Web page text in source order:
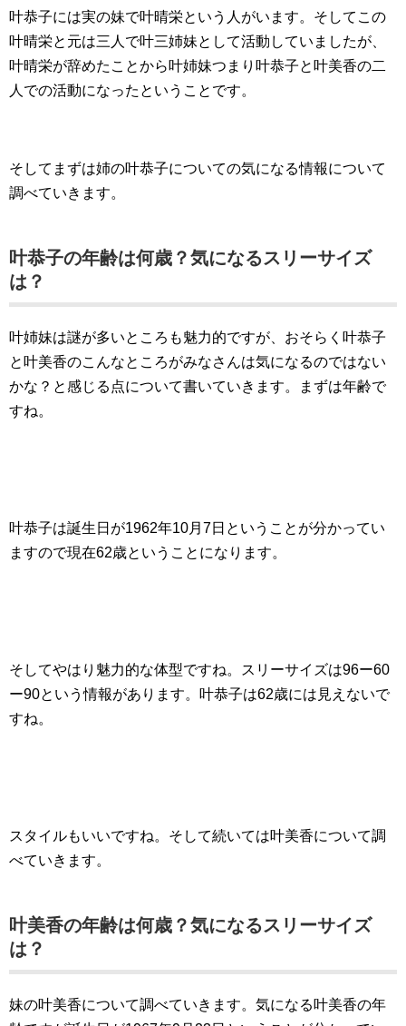
叶恭子には実の妹で叶晴栄という人がいます。そしてこの
叶晴栄と元は三人で叶三姉妹として活動していましたが、
叶晴栄が辞めたことから叶姉妹つまり叶恭子と叶美香の二
人での活動になったということです。
そしてまずは姉の叶恭子についての気になる情報について
調べていきます。
叶恭子の年齢は何歳？気になるスリーサイズ
は？
叶姉妹は謎が多いところも魅力的ですが、おそらく叶恭子
と叶美香のこんなところがみなさんは気になるのではない
かな？と感じる点について書いていきます。まずは年齢で
すね。
叶恭子は誕生日が1962年10月7日ということが分かってい
ますので現在62歳ということになります。
そしてやはり魅力的な体型ですね。スリーサイズは96ー60
ー90という情報があります。叶恭子は62歳には見えないで
すね。
スタイルもいいですね。そして続いては叶美香について調
べていきます。
叶美香の年齢は何歳？気になるスリーサイズ
は？
妹の叶美香について調べていきます。気になる叶美香の年